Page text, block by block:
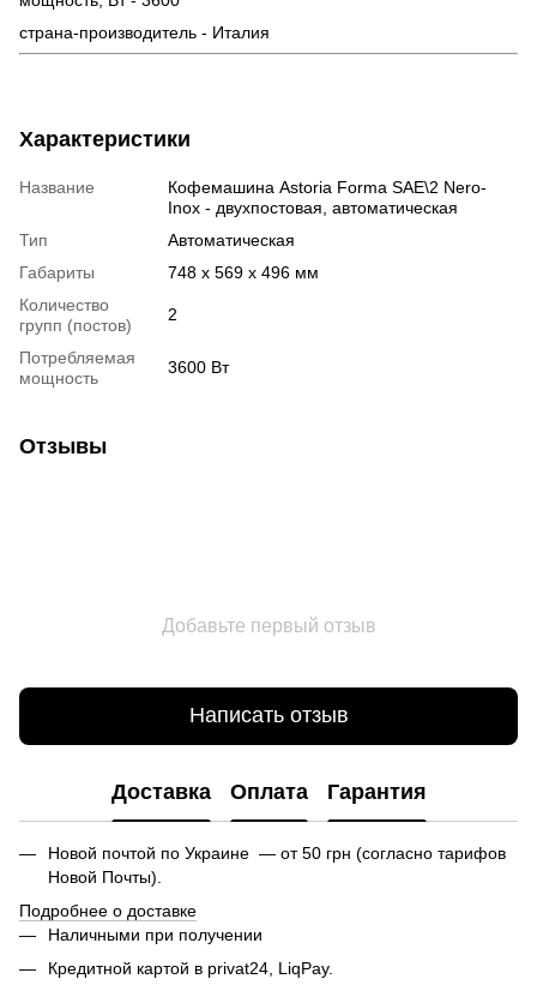
страна-производитель - Италия
Характеристики
Название
Кофемашина Astoria Forma SAE\2 Nero-
Inox - двухпостовая, автоматическая
Тип
Автоматическая
Габариты
748 x 569 x 496 мм
Количество
групп (постов)
2
Потребляемая
мощность
3600 Вт
Отзывы
Добавьте первый отзыв
Написать отзыв
Доставка Оплата Гарантия
Новой почтой по Украине — от 50 грн (согласно тарифов
Новой Почты).
Подробнее о доставке
Наличными при получении
Кредитной картой в privat24, LiqPay.